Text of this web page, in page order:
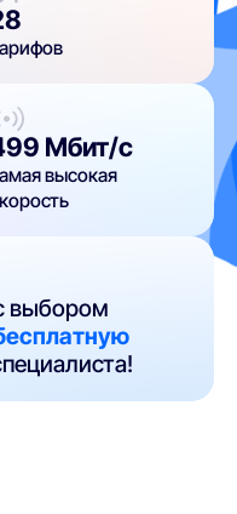
Мбит/с
высокая
выбором